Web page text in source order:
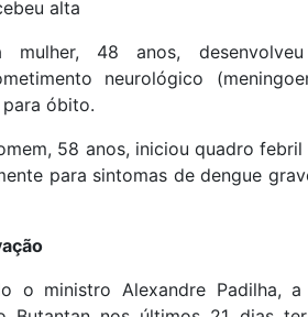
alta
mulher, 48 anos,
neurológico
óbito.
58 anos, iniciou quadro
para sintomas de dengue
o ministro Alexandre Padilha,